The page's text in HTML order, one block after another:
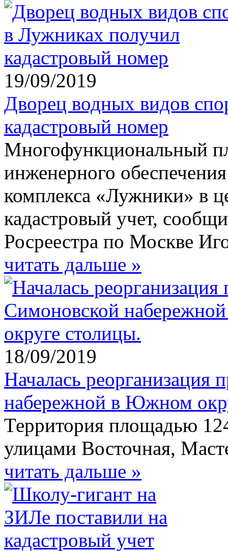
19/09/2019
Дворец водных видов
кадастровый номер
Многофункциональный
инженерного
комплекса «Лужники» в
кадастровый учет,
Росреестра по Москве
читать дальше »
18/09/2019
Началась
набережной в Южном
Территория площадью
улицами Восточная,
читать дальше »